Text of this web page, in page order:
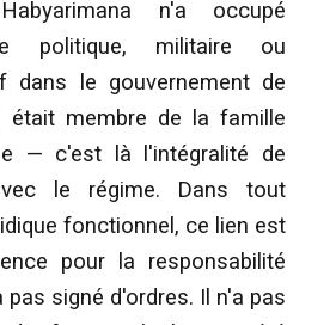
n'a occupé
politique, militaire ou
dans le gouvernement de
était membre de la famille
— c'est là l'intégralité de
le régime. Dans tout
fonctionnel, ce lien est
pour la responsabilité
pas signé d'ordres. Il n'a pas